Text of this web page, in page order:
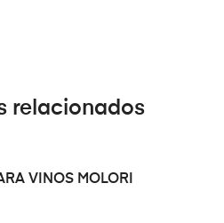
relacionados
LEER MÁS
VINOS MOLORI